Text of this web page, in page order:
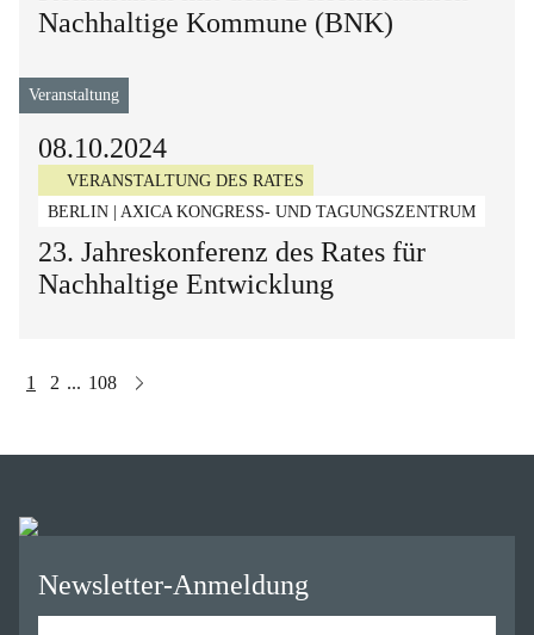
Nachhaltige Kommune (BNK)
Veranstaltung
08.10.2024
VERANSTALTUNG DES RATES
BERLIN | AXICA KONGRESS- UND TAGUNGSZENTRUM
23. Jahreskonferenz des Rates für
Nachhaltige Entwicklung
1 2 ... 108
Newsletter-Anmeldung